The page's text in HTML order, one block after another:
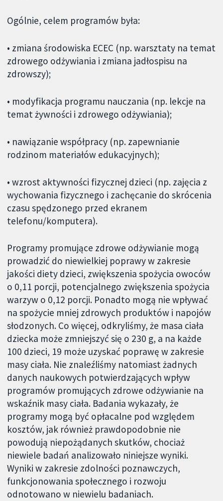
Ogólnie, celem programów była:
• zmiana środowiska ECEC (np. warsztaty na temat
zdrowego odżywiania i zmiana jadłospisu na
zdrowszy);
• modyfikacja programu nauczania (np. lekcje na
temat żywności i zdrowego odżywiania);
• nawiązanie współpracy (np. zapewnianie
rodzinom materiałów edukacyjnych);
• wzrost aktywności fizycznej dzieci (np. zajęcia z
wychowania fizycznego i zachęcanie do skrócenia
czasu spędzonego przed ekranem
telefonu/komputera).
Programy promujące zdrowe odżywianie mogą
prowadzić do niewielkiej poprawy w zakresie
jakości diety dzieci, zwiększenia spożycia owoców
o 0,11 porcji, potencjalnego zwiększenia spożycia
warzyw o 0,12 porcji. Ponadto mogą nie wpływać
na spożycie mniej zdrowych produktów i napojów
słodzonych. Co więcej, odkryliśmy, że masa ciała
dziecka może zmniejszyć się o 230 g, a na każde
100 dzieci, 19 może uzyskać poprawę w zakresie
masy ciała. Nie znaleźliśmy natomiast żadnych
danych naukowych potwierdzających wpływ
programów promujących zdrowe odżywianie na
wskaźnik masy ciała. Badania wykazały, że
programy mogą być opłacalne pod względem
kosztów, jak również prawdopodobnie nie
powodują niepożądanych skutków, chociaż
niewiele badań analizowało niniejsze wyniki.
Wyniki w zakresie zdolności poznawczych,
funkcjonowania społecznego i rozwoju
odnotowano w niewielu badaniach.